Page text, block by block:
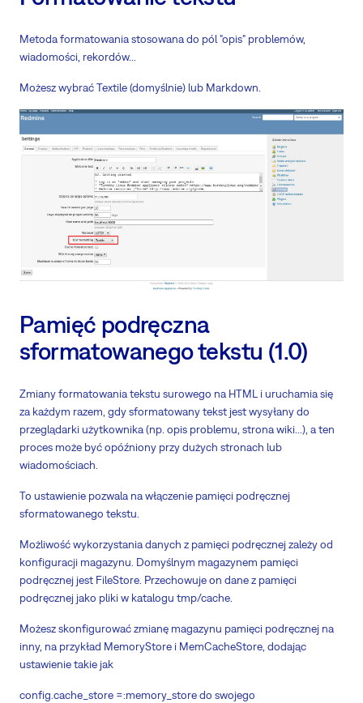
Metoda formatowania stosowana do pól "opis" problemów,
wiadomości, rekordów...
Możesz wybrać Textile (domyślnie) lub Markdown.
Pamięć podręczna
sformatowanego tekstu (1.0)
Zmiany formatowania tekstu surowego na HTML i uruchamia się
za każdym razem, gdy sformatowany tekst jest wysyłany do
przeglądarki użytkownika (np. opis problemu, strona wiki...), a ten
proces może być opóźniony przy dużych stronach lub
wiadomościach.
To ustawienie pozwala na włączenie pamięci podręcznej
sformatowanego tekstu.
Możliwość wykorzystania danych z pamięci podręcznej zależy od
konfiguracji magazynu. Domyślnym magazynem pamięci
podręcznej jest FileStore. Przechowuje on dane z pamięci
podręcznej jako pliki w katalogu tmp/cache.
Możesz skonfigurować zmianę magazynu pamięci podręcznej na
inny, na przykład MemoryStore i MemCacheStore, dodając
ustawienie takie jak
config.cache_store =:memory_store do swojego